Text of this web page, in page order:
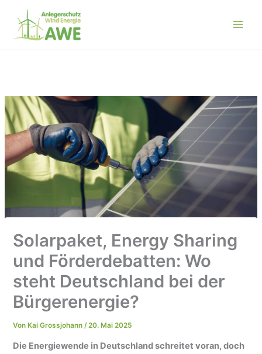
Inhalt
springen
Solarpaket, Energy Sharing
und Förderdebatten: Wo
steht Deutschland bei der
Bürgerenergie?
VonKai Grossjohann/20. Mai 2025
Die Energiewende in Deutschland schreitet voran, doch